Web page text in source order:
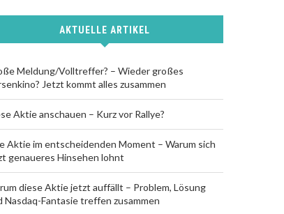
AKTUELLE ARTIKEL
Meldung/Volltreffer? – Wieder großes
Jetzt kommt alles zusammen
Aktie anschauen – Kurz vor Rallye?
Aktie im entscheidenden Moment – Warum sich
genaueres Hinsehen lohnt
diese Aktie jetzt auffällt – Problem, Lösung
Nasdaq-Fantasie treffen zusammen